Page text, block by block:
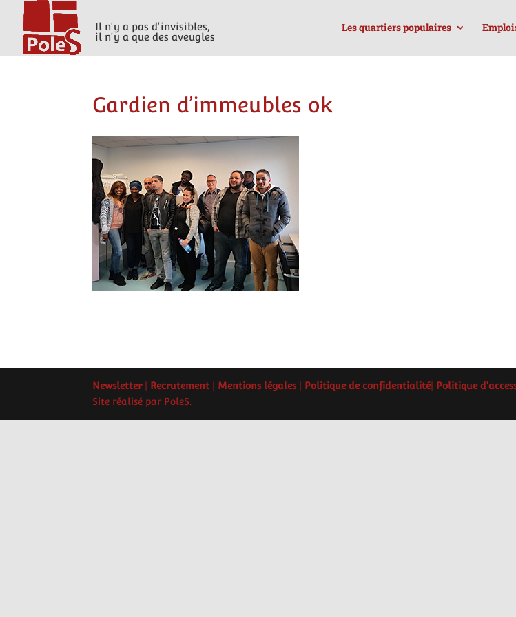
Il n'y a pas d'invisibles,
il n'y a que des aveugles
Les quartiers populaires
Gardien d’immeubles ok
Newsletter| Recrutement Mentions légales| Politique de confidentialité| Politique
Site réalisé par PoleS.